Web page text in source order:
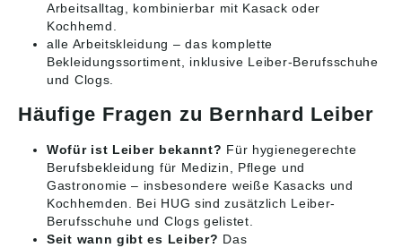
Arbeitsalltag, kombinierbar mit Kasack oder
Kochhemd.
alle Arbeitskleidung – das komplette
Bekleidungssortiment, inklusive Leiber-Berufsschuhe
und Clogs.
Häufige Fragen zu Bernhard Leiber
Wofür ist Leiber bekannt? Für hygienegerechte
Berufsbekleidung für Medizin, Pflege und
Gastronomie – insbesondere weiße Kasacks und
Kochhemden. Bei HUG sind zusätzlich Leiber-
Berufsschuhe und Clogs gelistet.
Seit wann gibt es Leiber? Das